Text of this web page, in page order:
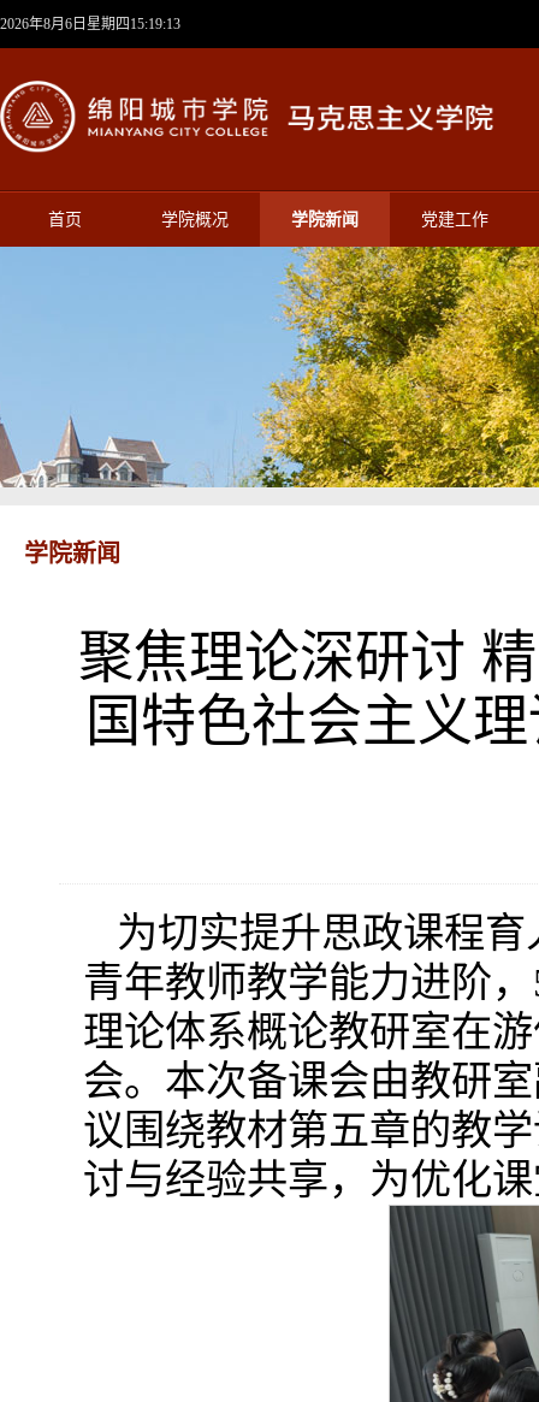
2026年8月6日星期四15:19:14
首页 学院概况 学院新闻 党建工作
学院新闻
聚焦理论深研讨
国特色社会主义
为切实提升思政课程
青年教师教学能力进阶
理论体系概论教研室在
会。本次备课会由教研
议围绕教材第五章的教
讨与经验共享，为优化